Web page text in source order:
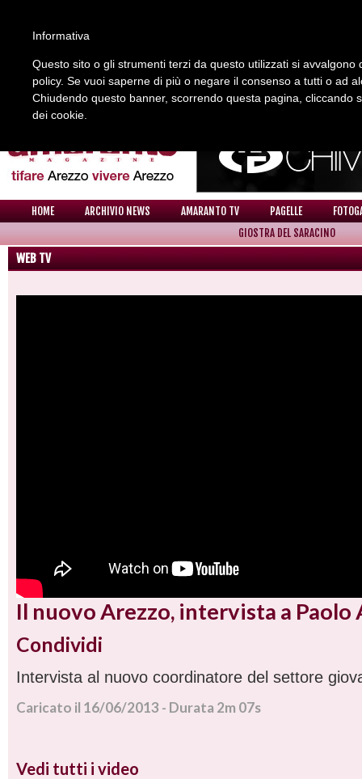
REDAZIONE COLLABORA CON NOI CONTATTI
HOME ARCHIVIO NEWS AMARANTO TV PAGELLE
GIOSTRA DEL SARACINO
WEB TV
Il nuovo Arezzo, intervista a
Condividi
Intervista al nuovo coordinatore del settore
Caricato il 16/06/2013 - Durata 2m 07s
Vedi tutti i video
Informativa
Questo sito o gli strumenti terzi da questo utilizzati si
policy. Se vuoi saperne di più o negare il consenso a tutti o ad
Chiudendo questo banner, scorrendo questa pagina, cliccando
dei cookie.